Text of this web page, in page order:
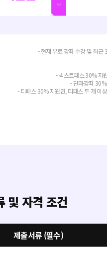
- 현재 유료 강좌 수강 및 최근
- 넥스트패스 30% 지
- 단과강좌
- 티패스 30% 지원권, 티패스 두 개 이
및 자격 조건
제출서류 (필수)